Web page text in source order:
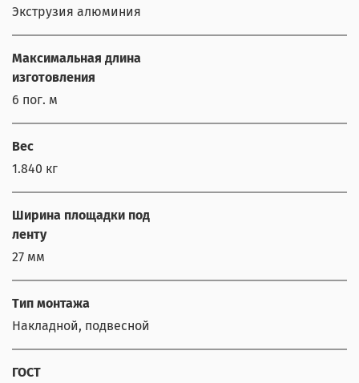
Экструзия алюминия
Максимальная длина
изготовления
6 пог. м
Вес
1.840 кг
Ширина площадки под
ленту
27 мм
Тип монтажа
Накладной, подвесной
ГОСТ